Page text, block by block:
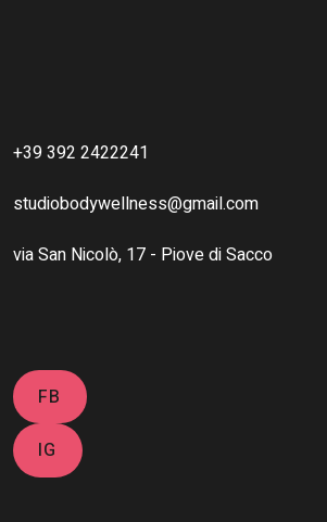
+39 392 2422241
studiobodywellness@gmail.com
via San Nicolò, 17 - Piove di Sacco
FB
IG